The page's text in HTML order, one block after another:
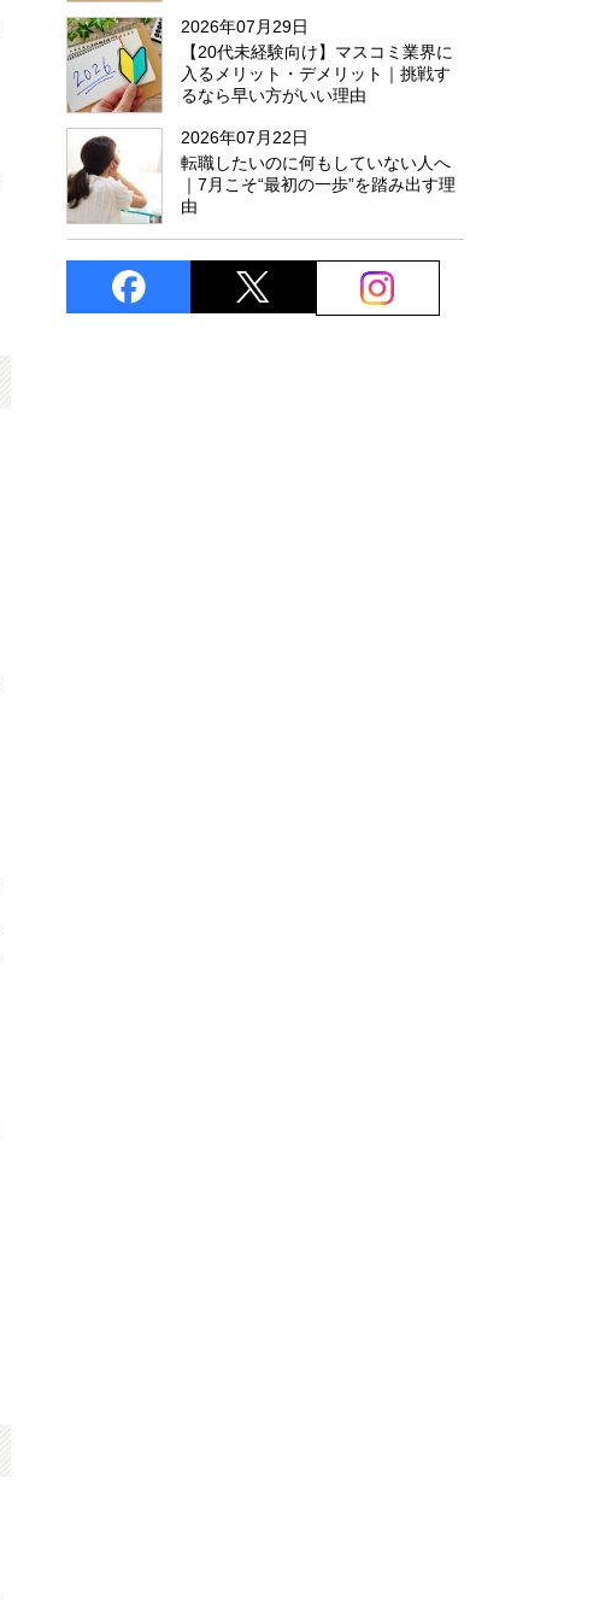
2026年07月29日
【20代未経験向け】マスコミ業界に
入るメリット・デメリット｜挑戦す
るなら早い方がいい理由
2026年07月22日
転職したいのに何もしていない人へ
｜7月こそ“最初の一歩”を踏み出す理
由